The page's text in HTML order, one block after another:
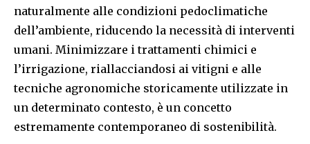
naturalmente alle condizioni pedoclimatiche
dell’ambiente, riducendo la necessità di interventi
umani. Minimizzare i trattamenti chimici e
l’irrigazione, riallacciandosi ai vitigni e alle
tecniche agronomiche storicamente utilizzate in
un determinato contesto, è un concetto
estremamente contemporaneo di sostenibilità.